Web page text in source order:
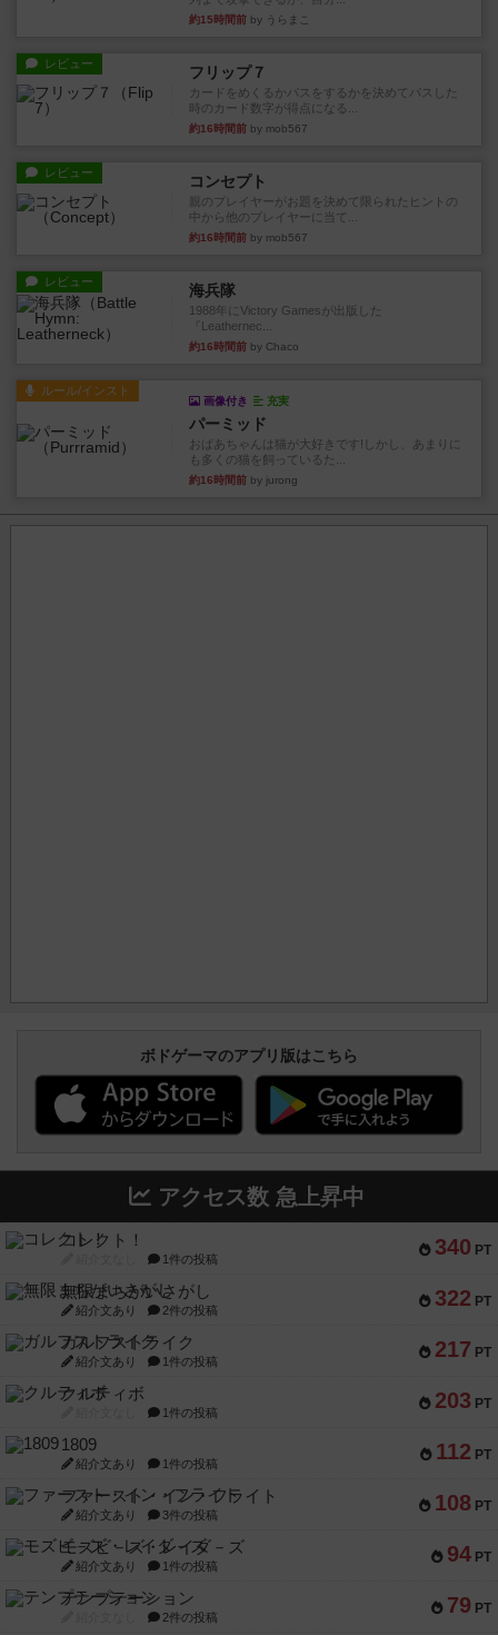
約15時間前 by うらまこ
レビュー フリップ７
カードをめくるかパスをするかを決めてパスした
時のカード数字が得点になる...
約16時間前 by mob567
レビュー コンセプト
親のプレイヤーがお題を決めて限られたヒントの
中から他のプレイヤーに当て...
約16時間前 by mob567
レビュー 海兵隊
1988年にVictory Gamesが出版した
『Leathernec...
約16時間前 by Chaco
ルール/インスト
画像付き 充実
パーミッド
おばあちゃんは猫が大好きです!しかし、あまりに
も多くの猫を飼っているた...
約16時間前 by jurong
ボドゲーマのアプリ版はこちら
アクセス数 急上昇中
340 PT
コレクト！
1件の投稿
322 PT
無限まちがいさがし
紹介文あり 2件の投稿
217 PT
ガルフストライク
紹介文あり 1件の投稿
203 PT
クルティボ
1件の投稿
112 PT
1809
紹介文あり 1件の投稿
108 PT
ファースト・イン・フライト
紹介文あり 3件の投稿
94 PT
モズビ－ズ・レイダ－ズ
紹介文あり 1件の投稿
79 PT
テンプテーション
2件の投稿